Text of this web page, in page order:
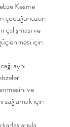
Kesme
çocuğunuzun
çalışması ve
için
aynı
ve
sağlamak için